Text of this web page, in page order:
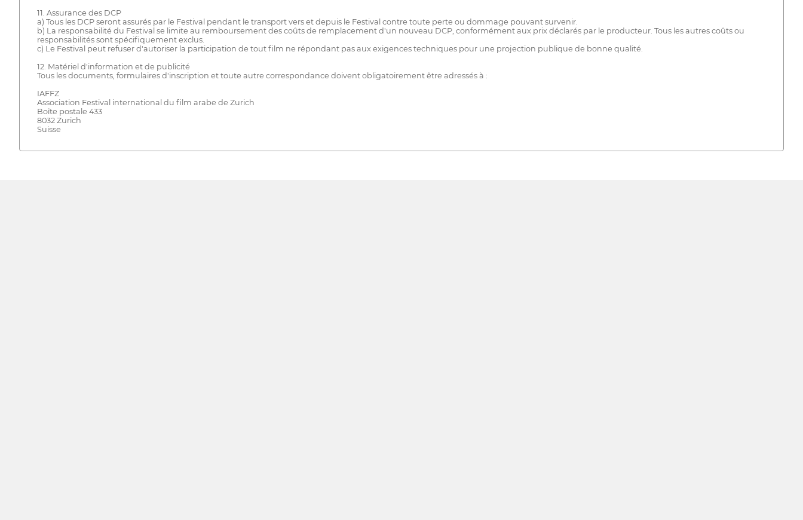
11. Assurance des DCP
a) Tous les DCP seront assurés par le Festival pendant le transport vers et depuis le Festival contre toute perte ou dommage pouvant survenir.
b) La responsabilité du Festival se limite au remboursement des coûts de remplacement d'un nouveau DCP, conformément aux prix déclarés par le producteur. Tous les autres coûts ou
responsabilités sont spécifiquement exclus.
c) Le Festival peut refuser d'autoriser la participation de tout film ne répondant pas aux exigences techniques pour une projection publique de bonne qualité.
12. Matériel d'information et de publicité
Tous les documents, formulaires d'inscription et toute autre correspondance doivent obligatoirement être adressés à :
IAFFZ
Association Festival international du film arabe de Zurich
Boîte postale 433
8032 Zurich
Suisse